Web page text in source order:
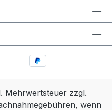
Mehrwertsteuer zzgl.
wenn